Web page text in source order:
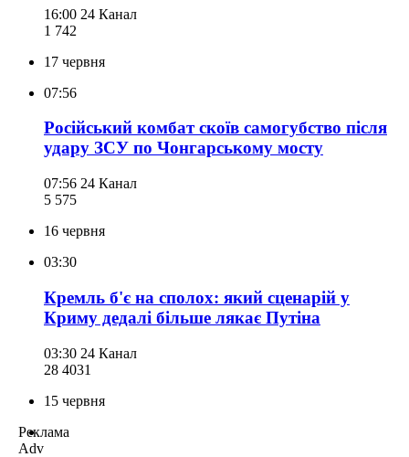
16:00 24 Канал
1 742
17 червня
07:56
Російський комбат скоїв самогубство після
удару ЗСУ по Чонгарському мосту
07:56 24 Канал
5 575
16 червня
03:30
Кремль б'є на сполох: який сценарій у
Криму дедалі більше лякає Путіна
03:30 24 Канал
28 4031
15 червня
Реклама
Adv